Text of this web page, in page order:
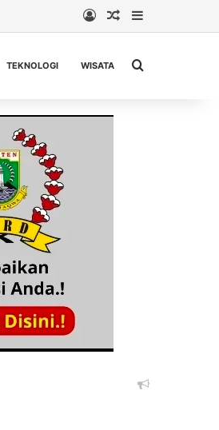
Log InRandom Article
TEKNOLOGI WISATA Cari berita...